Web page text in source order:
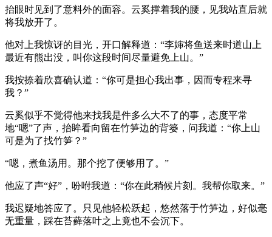
抬眼时见到了意料外的面容。云奚撑着我的腰，见我站直后就
将我放开了。
他对上我惊讶的目光，开口解释道：“李婶将鱼送来时道山上
最近有熊出没，叫你这段时间尽量避免上山。”
我按捺着欣喜确认道：“你可是担心我出事，因而专程来寻
我？”
云奚似乎不觉得他来找我是件多么大不了的事，态度平常
地“嗯”了声，抬眸看向留在竹笋边的背篓，问我道：“你上山
可是为了找竹笋？”
“嗯，煮鱼汤用。那个挖了便够用了。”
他应了声“好”，吩咐我道：“你在此稍候片刻。我帮你取来。”
我迟疑地答应了。只见他轻松跃起，悠然落于竹笋边，好似毫
无重量，踩在苔藓落叶之上竟也不会沉下。